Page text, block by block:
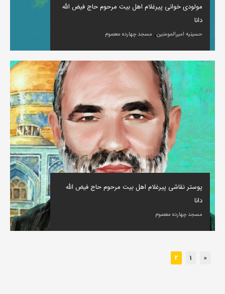
مولودی خوانی پیرغلام اهل بیت مرحوم حاج فیض الله
دانا
حسینیه امیرالمومنین, مسجد چهارده معصوم
پوستر نقاشی پیرغلام اهل بیت مرحوم حاج فیض الله
دانا
مسجد چهارده معصوم
«
1
2